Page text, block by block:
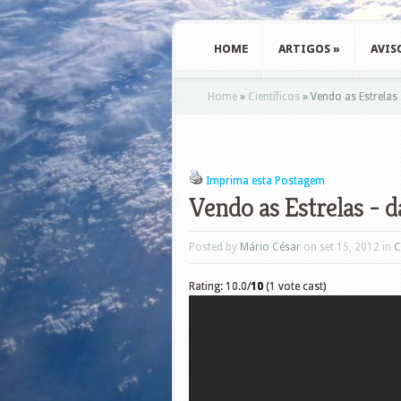
HOME ARTIGOS »
Home » Científicos » Vendo as Estrelas
Imprima esta Postagem
Vendo as Estrelas -
Posted by Mário César on set 15, 2012 in
Rating: 10.0/10 (1 vote cast)